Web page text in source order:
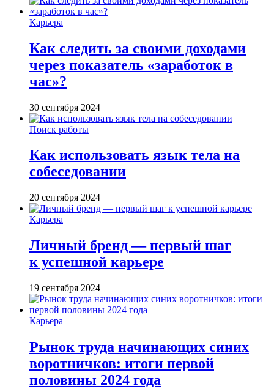
Карьера
Как следить за своими доходами
через показатель «заработок в
час»?
30 сентября 2024
Поиск работы
Как использовать язык тела на
собеседовании
20 сентября 2024
Карьера
Личный бренд — первый шаг
к успешной карьере
19 сентября 2024
Карьера
Рынок труда начинающих синих
воротничков: итоги первой
половины 2024 года